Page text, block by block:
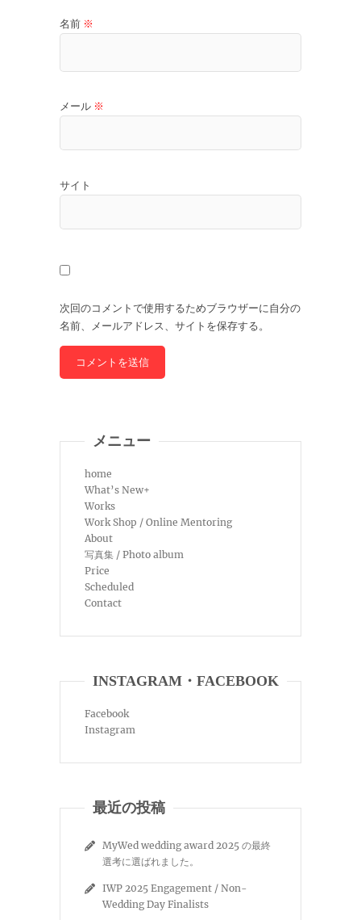
名前 ※
メール ※
サイト
次回のコメントで使用するためブラウザーに自分の
名前、メールアドレス、サイトを保存する。
メニュー
home
What’s New+
Works
Work Shop / Online Mentoring
About
写真集 / Photo album
Price
Scheduled
Contact
INSTAGRAM・FACEBOOK
Facebook
Instagram
最近の投稿
MyWed wedding award 2025 の最終
選考に選ばれました。
IWP 2025 Engagement / Non-
Wedding Day Finalists